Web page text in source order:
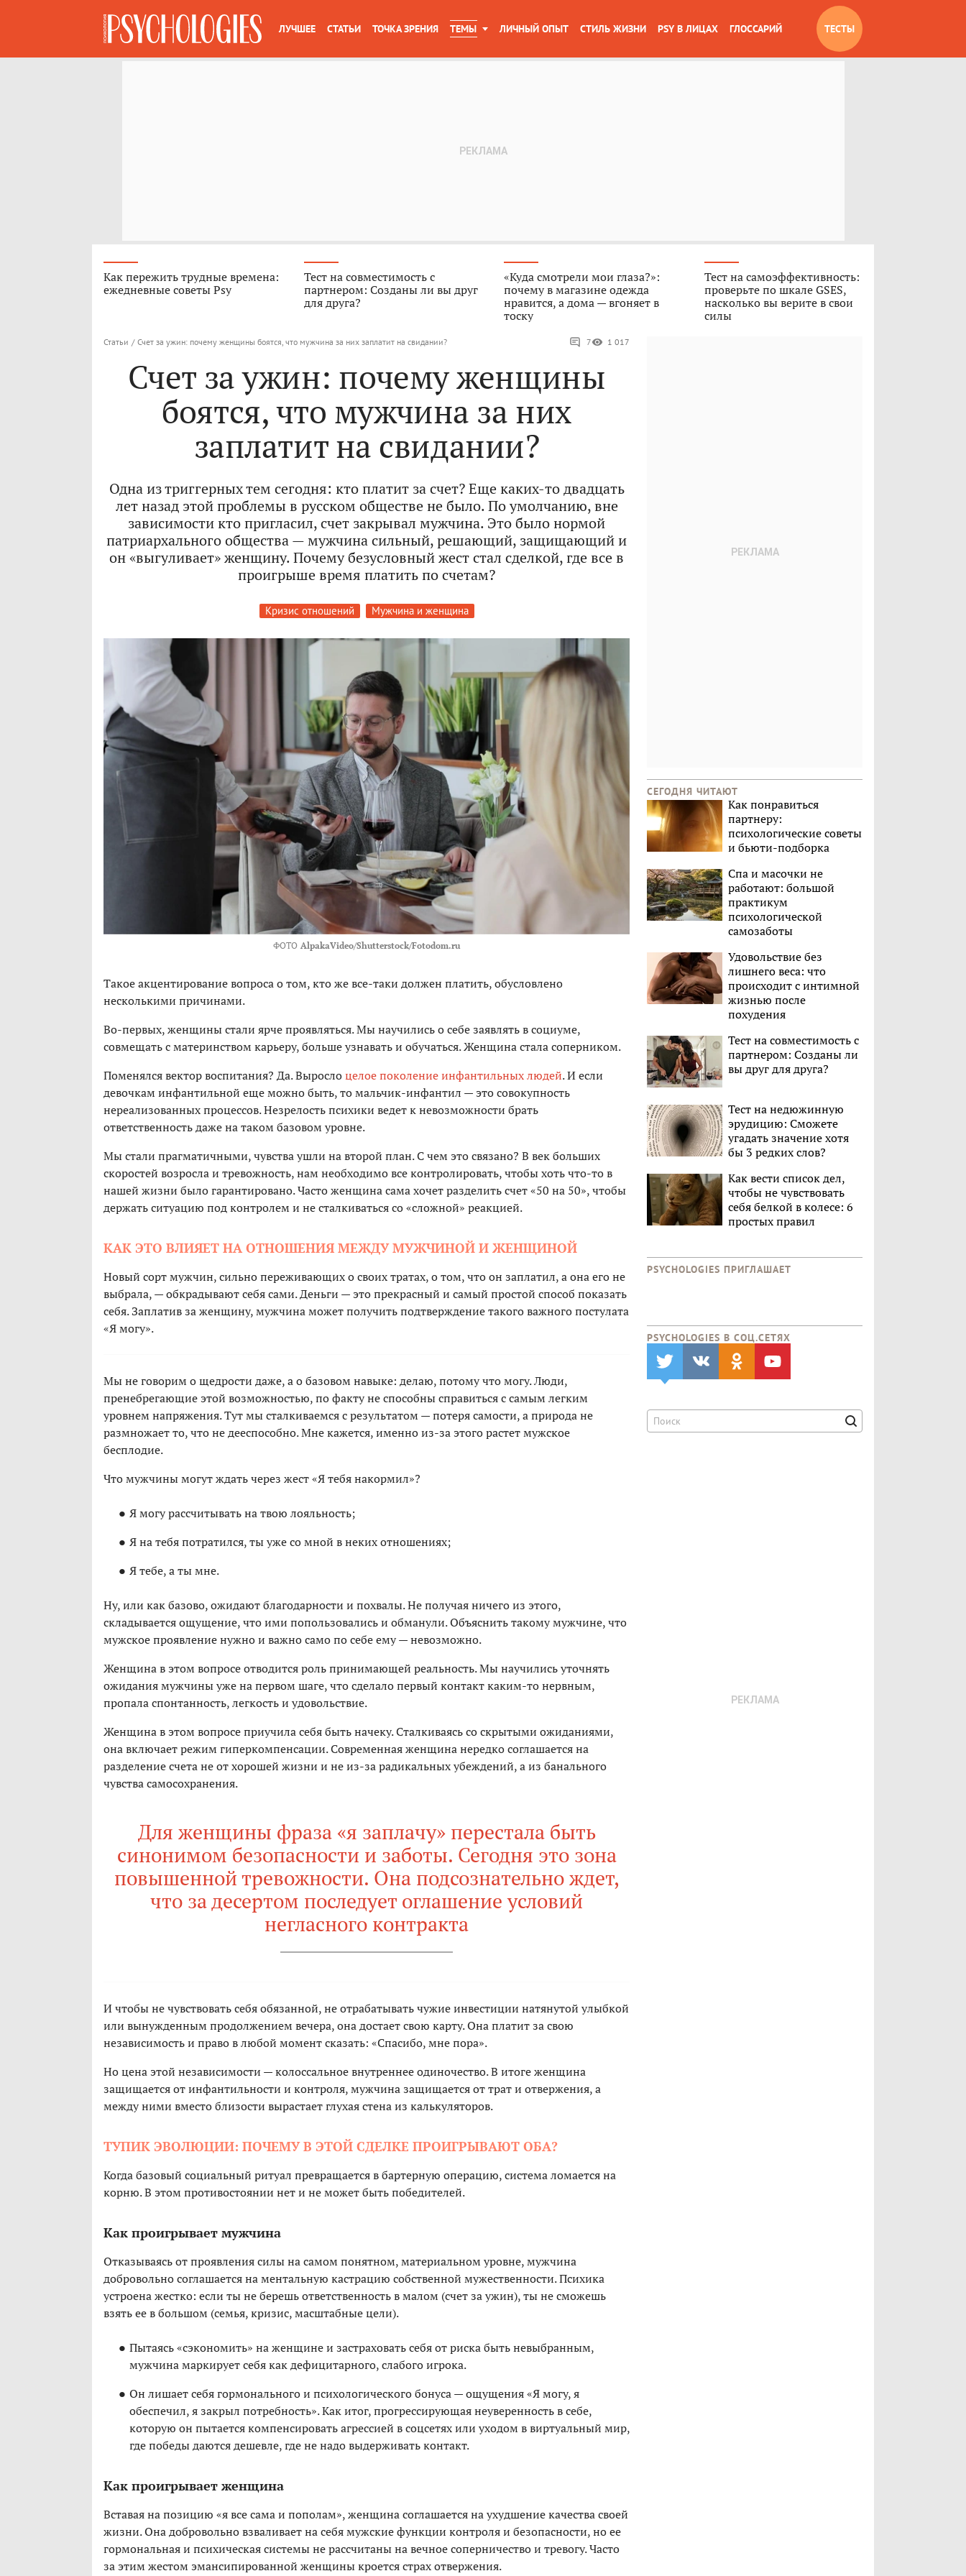
ЛУЧШЕЕ СТАТЬИ ТОЧКА ЗРЕНИЯ ТЕМЫ ЛИЧНЫЙ ОПЫТ СТИЛЬ ЖИЗНИ PSY В ЛИЦАХ ГЛОССАРИЙ ТЕСТЫ
Как пережить трудные времена:
ежедневные советы Psy
Тест на совместимость с
партнером: Созданы ли вы друг
для друга?
«Куда смотрели мои глаза?»:
почему в магазине одежда
нравится, а дома — вгоняет в
тоску
Тест на самоэффективность:
проверьте по шкале GSES,
насколько вы верите в свои
силы
Статьи / Счет за ужин: почему женщины боятся, что мужчина за них заплатит на свидании? 7 1 017
Счет за ужин: почему женщины
боятся, что мужчина за них
заплатит на свидании?
Одна из триггерных тем сегодня: кто платит за счет? Еще каких-то двадцать
лет назад этой проблемы в русском обществе не было. По умолчанию, вне
зависимости кто пригласил, счет закрывал мужчина. Это было нормой
патриархального общества — мужчина сильный, решающий, защищающий и
он «выгуливает» женщину. Почему безусловный жест стал сделкой, где все в
проигрыше время платить по счетам?
Кризис отношений Мужчина и женщина
ФОТО AlpakaVideo/Shutterstock/Fotodom.ru
Такое акцентирование вопроса о том, кто же все-таки должен платить, обусловлено
несколькими причинами.
Во-первых, женщины стали ярче проявляться. Мы научились о себе заявлять в социуме,
совмещать с материнством карьеру, больше узнавать и обучаться. Женщина стала соперником.
Поменялся вектор воспитания? Да. Вырослоцелое поколение инфантильных людей. И если
девочкам инфантильной еще можно быть, то мальчик-инфантил — это совокупность
нереализованных процессов. Незрелость психики ведет к невозможности брать
ответственность даже на таком базовом уровне.
Мы стали прагматичными, чувства ушли на второй план. С чем это связано? В век больших
скоростей возросла и тревожность, нам необходимо все контролировать, чтобы хоть что-то в
нашей жизни было гарантировано. Часто женщина сама хочет разделить счет «50 на 50», чтобы
держать ситуацию под контролем и не сталкиваться со «сложной» реакцией.
КАК ЭТО ВЛИЯЕТ НА ОТНОШЕНИЯ МЕЖДУ МУЖЧИНОЙ И ЖЕНЩИНОЙ
Новый сорт мужчин, сильно переживающих о своих тратах, о том, что он заплатил, а она его не
выбрала, — обкрадывают себя сами. Деньги — это прекрасный и самый простой способ показать
себя. Заплатив за женщину, мужчина может получить подтверждение такого важного постулата
«Я могу».
Мы не говорим о щедрости даже, а о базовом навыке: делаю, потому что могу. Люди,
пренебрегающие этой возможностью, по факту не способны справиться с самым легким
уровнем напряжения. Тут мы сталкиваемся с результатом — потеря самости, а природа не
размножает то, что не дееспособно. Мне кажется, именно из-за этого растет мужское
бесплодие.
Что мужчины могут ждать через жест «Я тебя накормил»?
Я могу рассчитывать на твою лояльность;
Я на тебя потратился, ты уже со мной в неких отношениях;
Я тебе, а ты мне.
Ну, или как базово, ожидают благодарности и похвалы. Не получая ничего из этого,
складывается ощущение, что ими попользовались и обманули. Объяснить такому мужчине, что
мужское проявление нужно и важно само по себе ему — невозможно.
Женщина в этом вопросе отводится роль принимающей реальность. Мы научились уточнять
ожидания мужчины уже на первом шаге, что сделало первый контакт каким-то нервным,
пропала спонтанность, легкость и удовольствие.
Женщина в этом вопросе приучила себя быть начеку. Сталкиваясь со скрытыми ожиданиями,
она включает режим гиперкомпенсации. Современная женщина нередко соглашается на
разделение счета не от хорошей жизни и не из-за радикальных убеждений, а из банального
чувства самосохранения.
Для женщины фраза «я заплачу» перестала быть
синонимом безопасности и заботы. Сегодня это зона
повышенной тревожности. Она подсознательно ждет,
что за десертом последует оглашение условий
негласного контракта
И чтобы не чувствовать себя обязанной, не отрабатывать чужие инвестиции натянутой улыбкой
или вынужденным продолжением вечера, она достает свою карту. Она платит за свою
независимость и право в любой момент сказать: «Спасибо, мне пора».
Но цена этой независимости — колоссальное внутреннее одиночество. В итоге женщина
защищается от инфантильности и контроля, мужчина защищается от трат и отвержения, а
между ними вместо близости вырастает глухая стена из калькуляторов.
ТУПИК ЭВОЛЮЦИИ: ПОЧЕМУ В ЭТОЙ СДЕЛКЕ ПРОИГРЫВАЮТ ОБА?
Когда базовый социальный ритуал превращается в бартерную операцию, система ломается на
корню. В этом противостоянии нет и не может быть победителей.
Как проигрывает мужчина
Отказываясь от проявления силы на самом понятном, материальном уровне, мужчина
добровольно соглашается на ментальную кастрацию собственной мужественности. Психика
устроена жестко: если ты не берешь ответственность в малом (счет за ужин), ты не сможешь
взять ее в большом (семья, кризис, масштабные цели).
Пытаясь «сэкономить» на женщине и застраховать себя от риска быть невыбранным,
мужчина маркирует себя как дефицитарного, слабого игрока.
Он лишает себя гормонального и психологического бонуса — ощущения «Я могу, я
обеспечил, я закрыл потребность». Как итог, прогрессирующая неуверенность в себе,
которую он пытается компенсировать агрессией в соцсетях или уходом в виртуальный мир,
где победы даются дешевле, где не надо выдерживать контакт.
Как проигрывает женщина
Вставая на позицию «я все сама и пополам», женщина соглашается на ухудшение качества своей
жизни. Она добровольно взваливает на себя мужские функции контроля и безопасности, но ее
гормональная и психическая системы не рассчитаны на вечное соперничество и тревогу. Часто
за этим жестом эмансипированной женщины кроется страх отвержения.
СЕГОДНЯ ЧИТАЮТ
Как понравиться
партнеру:
психологические советы
и бьюти-подборка
Спа и масочки не
работают: большой
практикум
психологической
самозаботы
Удовольствие без
лишнего веса: что
происходит с интимной
жизнью после
похудения
Тест на совместимость с
партнером: Созданы ли
вы друг для друга?
Тест на недюжинную
эрудицию: Сможете
угадать значение хотя
бы 3 редких слов?
Как вести список дел,
чтобы не чувствовать
себя белкой в колесе: 6
простых правил
PSYCHOLOGIES ПРИГЛАШАЕТ
PSYCHOLOGIES В CОЦ.СЕТЯХ